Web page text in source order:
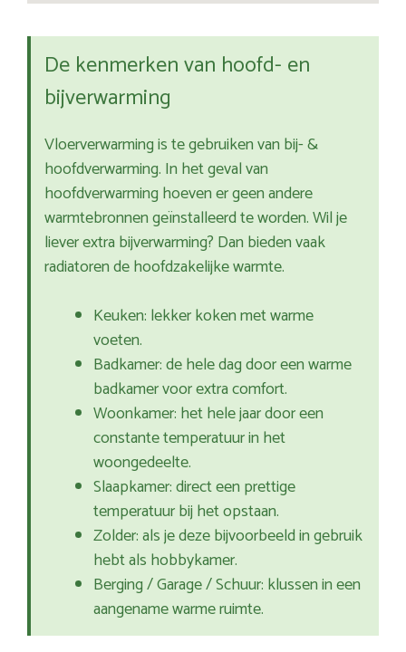
De kenmerken van hoofd- en
bijverwarming
Vloerverwarming is te gebruiken van bij- &
hoofdverwarming. In het geval van
hoofdverwarming hoeven er geen andere
warmtebronnen geïnstalleerd te worden. Wil je
liever extra bijverwarming? Dan bieden vaak
radiatoren de hoofdzakelijke warmte.
Keuken: lekker koken met warme
voeten.
Badkamer: de hele dag door een warme
badkamer voor extra comfort.
Woonkamer: het hele jaar door een
constante temperatuur in het
woongedeelte.
Slaapkamer: direct een prettige
temperatuur bij het opstaan.
Zolder: als je deze bijvoorbeeld in gebruik
hebt als hobbykamer.
Berging / Garage / Schuur: klussen in een
aangename warme ruimte.